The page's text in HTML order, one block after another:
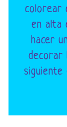
colorear
en alta
hacer
decorar
siguiente